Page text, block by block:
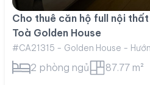
Cho thuê căn hộ full nội
Toà Golden House
#CA21315 - Golden House -
2 phòng ngủ 87.77 m²